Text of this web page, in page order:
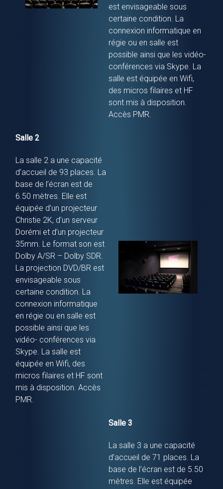
est envisageable sous
certaine condition. La
connexion informatique en
régie ou en salle est
possible ainsi que les vidéo-
conférences via Skype. La
salle est équipée en Wifi,
des micros filaires et HF
sont mis à disposition.
Accès PMR.
Salle 2
La salle 2 a une capacité
d’accueil de 93 places. La
base de l’écran est de
6.50 mètres. Elle est
équipée d’un projecteur
Christie 2K, d’un serveur
Dorémi et d’un projecteur
35mm. Le format son est
Dolby A/SR – Dolby SDR.
La projection DVD/BR est
envisageable sous
certaine condition. La
connexion informatique
en régie ou en salle est
possible ainsi que les
vidéo- conférences via
Skype. La salle est
équipée en Wifi, des
micros filaires et HF sont
mis à disposition. Accès
PMR.
Salle 3
La salle 3 a une capacité
d’accueil de 71 places. La
base de l’écran est de 5.50
mètres. Elle est équipée